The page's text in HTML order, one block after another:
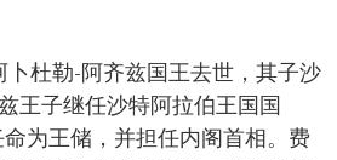
卜杜勒-阿齐兹国王去世，其子沙
王子继任沙特阿拉伯王国国
为王储，并担任内阁首相。费